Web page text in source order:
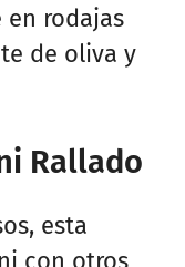
en rodajas
de oliva y
Rallado
esta
con otros